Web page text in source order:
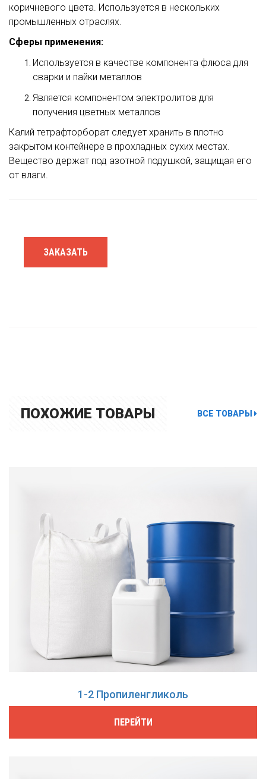
коричневого цвета. Используется в нескольких
промышленных отраслях.
Сферы применения:
Используется в качестве компонента флюса для
сварки и пайки металлов
Является компонентом электролитов для
получения цветных металлов
Калий тетрафторборат следует хранить в плотно
закрытом контейнере в прохладных сухих местах.
Вещество держат под азотной подушкой, защищая его
от влаги.
ЗАКАЗАТЬ
ПОХОЖИЕ ТОВАРЫ ВСЕ ТОВАРЫ
1-2 Пропиленгликоль
ПЕРЕЙТИ